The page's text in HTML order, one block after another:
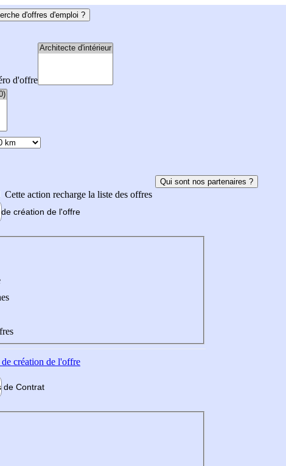
d'offres d'emploi ?
d'offre
Cette action recharge la liste des offres
Qui sont nos partenaires ?
création de l'offre
création de l'offre
de Contrat